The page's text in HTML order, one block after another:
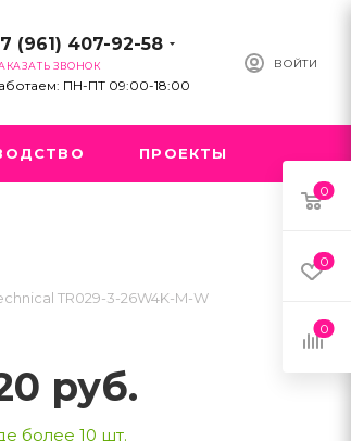
ВОЙТИ
(961) 407-92-58
ЗВОНОК
ПН-ПТ 09:00-18:00
ПРОЕКТЫ
TR029-3-26W4K-M-W
руб.
более 10 шт.
0
0
0